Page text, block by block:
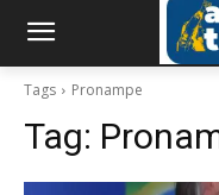
Tags Pronampe
Tag: